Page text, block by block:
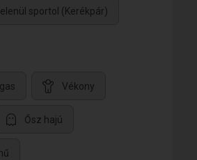
sportol (Kerékpár)
Vékony
Ősz hajú